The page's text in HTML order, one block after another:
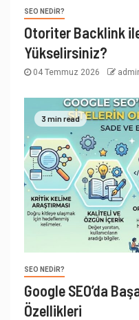
SEO NEDIR?
Otoriter Backlink ile
Yükselirsiniz?
04 Temmuz 2026
3 min read
SEO NEDIR?
Google SEO’da
Özellikleri